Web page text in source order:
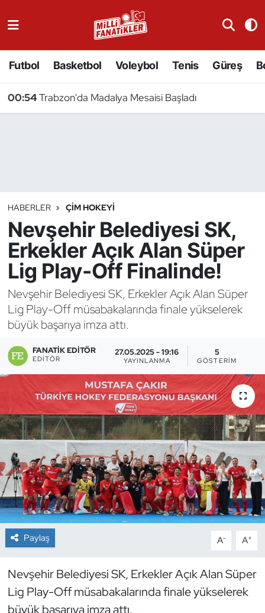
Futbol Basketbol Voleybol Tenis Güreş
00:54Trabzon'da Madalya Mesaisi Başladı
HABERLER ÇIM HOKEYI
Nevşehir Belediyesi SK,
Erkekler Açık Alan Süper
Lig Play-Off Finalinde!
Nevşehir Belediyesi SK, Erkekler Açık Alan Süper
Lig Play-Off müsabakalarında finale yükselerek
büyük başarıya imza attı.
FANATIK EDITÖR
EDITÖR
27.05.2025 - 19:16
YAYINLANMA
5
GÖSTERIM
Paylaş A- A+
Nevşehir Belediyesi SK, Erkekler Açık Alan Süper
Lig Play-Off müsabakalarında finale yükselerek
büyük başarıya imza attı.
Badminton
Binicilik
Bisiklet
Bocce Bowling Dart
Boks
Briç
Buz Hokeyi
Buz Pateni
Çim Hokeyi
Cimnastik
Curling
Dağcılık
Dövüş Sanatı